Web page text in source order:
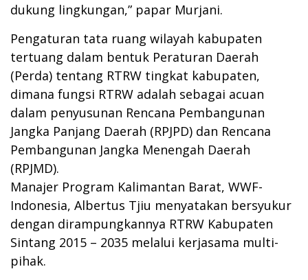
dukung lingkungan,” papar Murjani.
Pengaturan tata ruang wilayah kabupaten
tertuang dalam bentuk Peraturan Daerah
(Perda) tentang RTRW tingkat kabupaten,
dimana fungsi RTRW adalah sebagai acuan
dalam penyusunan Rencana Pembangunan
Jangka Panjang Daerah (RPJPD) dan Rencana
Pembangunan Jangka Menengah Daerah
(RPJMD).
Manajer Program Kalimantan Barat, WWF-
Indonesia, Albertus Tjiu menyatakan bersyukur
dengan dirampungkannya RTRW Kabupaten
Sintang 2015 – 2035 melalui kerjasama multi-
pihak.